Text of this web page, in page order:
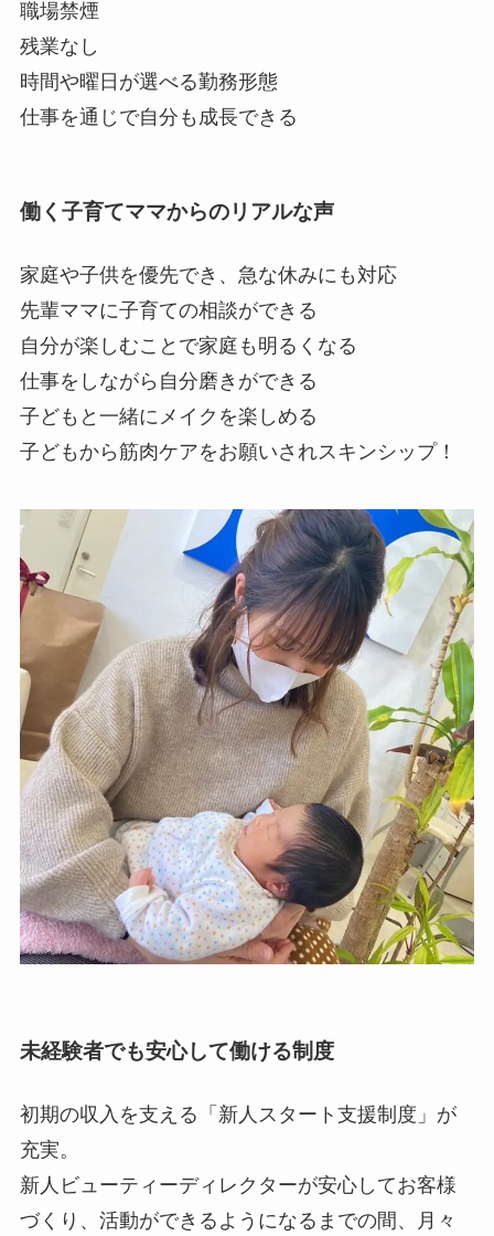
職場禁煙
残業なし
時間や曜日が選べる勤務形態
仕事を通じで自分も成長できる
働く子育てママからのリアルな声
家庭や子供を優先でき、急な休みにも対応
先輩ママに子育ての相談ができる
自分が楽しむことで家庭も明るくなる
仕事をしながら自分磨きができる
子どもと一緒にメイクを楽しめる
子どもから筋肉ケアをお願いされスキンシップ！
未経験者でも安心して働ける制度
初期の収入を支える「新人スタート支援制度」が
充実。
新人ビューティーディレクターが安心してお客様
づくり、活動ができるようになるまでの間、月々